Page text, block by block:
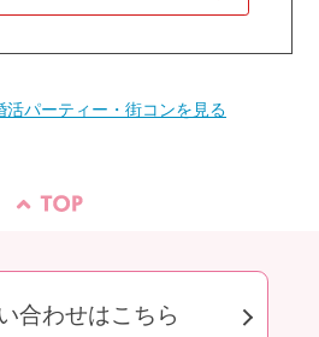
活パーティー・街コンを見る
合わせはこちら